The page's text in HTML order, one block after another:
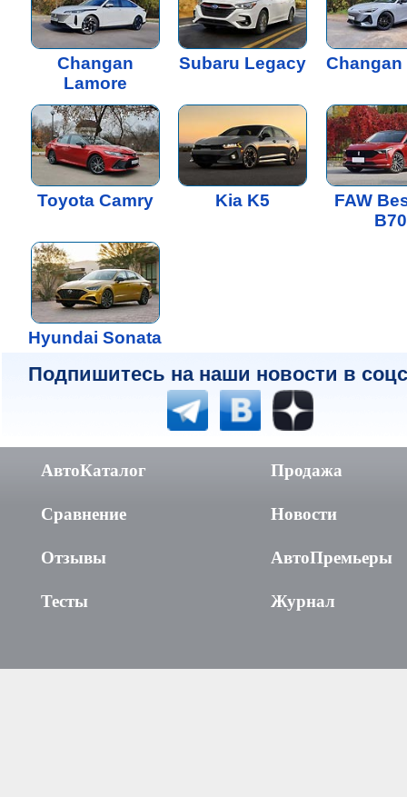
Changan
Lamore
Subaru Legacy Changan
Toyota Camry Kia K5
FAW
B70
Hyundai Sonata
Подпишитесь на наши новости в
АвтоКаталог
Сравнение
Отзывы
Тесты
Продажа
Новости
АвтоПремьеры
Журнал